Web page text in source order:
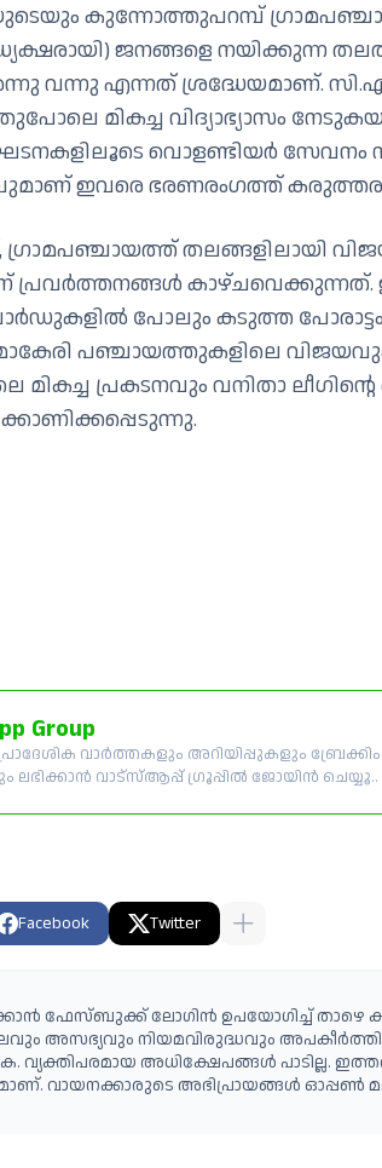
കുന്നോത്തുപറമ്പ്
ജനങ്ങളെ നയിക്കുന്ന
വന്നു എന്നത് ശ്രദ്ധേയമാണ്.
മികച്ച വിദ്യാഭ്യാസം
വൊളണ്ടിയർ സേവനം
ഇവരെ ഭരണരംഗത്ത്
തലങ്ങളിലായി
പ്രവർത്തനങ്ങൾ
പോലും കടുത്ത
മൊകേരി പഞ്ചായത്തുകളിലെ
പ്രകടനവും വനിതാ ലീഗിന്റെ
Group
വാർത്തകളും അറിയിപ്പുകളും
വാട്സ്ആപ്പ് ഗ്രൂപ്പിൽ ജോയിൻ ചെയ്യൂ..
Facebook Twitter
ഫേസ്ബുക്ക് ലോഗിൻ ഉപയോഗിച്ച് താഴെ
അസഭ്യവും നിയമവിരുദ്ധവും
വ്യക്തിപരമായ അധിക്ഷേപങ്ങള്‍ പാടില്ല.
വായനക്കാരുടെ അഭിപ്രായങ്ങള്‍ ഓപ്പൺ